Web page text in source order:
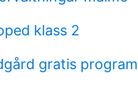
klass 2
gratis program